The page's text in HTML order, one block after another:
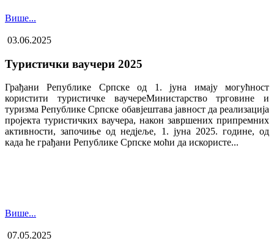
Више...
03.06.2025
Туристички ваучери 2025
Грађани Републике Српске од 1. јуна имају могућност
користити туристичке ваучере​Министарство трговине и
туризма Републике Српске обавјештава јавност да реализација
пројекта туристичких ваучера, након завршених припремних
активности, започиње од недјеље, 1. јуна 2025. године, од
када ће грађани Републике Српске моћи да искористе...
Више...
07.05.2025